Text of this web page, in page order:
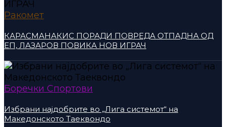
Ракомет
КАРАСМАНАКИС ПОРАДИ ПОВРЕДА ОТПАДНА ОД
ЕП, ЛАЗАРОВ ПОВИКА НОВ ИГРАЧ
Боречки Спортови
Избрани најдобрите во „Лига системот“ на
Македонското Таеквондо